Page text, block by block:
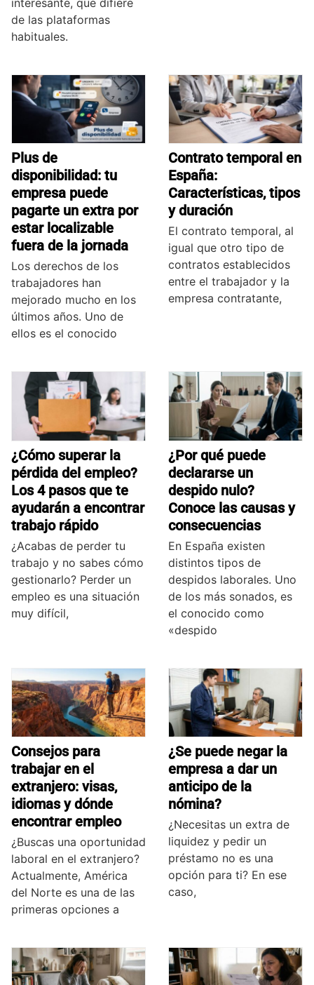
de las plataformas
habituales.
Plus de
disponibilidad: tu
empresa puede
pagarte un extra por
estar localizable
fuera de la jornada
Los derechos de los
trabajadores han
mejorado mucho en los
últimos años. Uno de
ellos es el conocido
Contrato temporal en
España:
Características, tipos
y duración
El contrato temporal, al
igual que otro tipo de
contratos establecidos
entre el trabajador y la
empresa contratante,
¿Cómo superar la
pérdida del empleo?
Los 4 pasos que te
ayudarán a encontrar
trabajo rápido
¿Acabas de perder tu
trabajo y no sabes cómo
gestionarlo? Perder un
empleo es una situación
muy difícil,
¿Por qué puede
declararse un
despido nulo?
Conoce las causas y
consecuencias
En España existen
distintos tipos de
despidos laborales. Uno
de los más sonados, es
el conocido como
«despido
Consejos para
trabajar en el
extranjero: visas,
idiomas y dónde
encontrar empleo
¿Buscas una oportunidad
laboral en el extranjero?
Actualmente, América
del Norte es una de las
primeras opciones a
¿Se puede negar la
empresa a dar un
anticipo de la
nómina?
¿Necesitas un extra de
liquidez y pedir un
préstamo no es una
opción para ti? En ese
caso,